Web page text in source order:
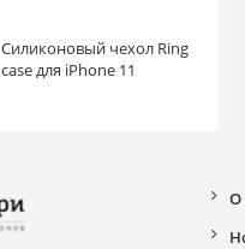
Силиконовый чехол Ring
case для iPhone 11
О